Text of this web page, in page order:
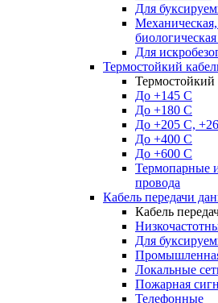
Для
Для
Термостойкий
Термостойкий
До +145 С
До +180 C
До +205 С,
До +400 C
До +600 С
Термопарные
провода
Кабель передачи
Кабель
Для
Локальные
Пожарная
Телефонные